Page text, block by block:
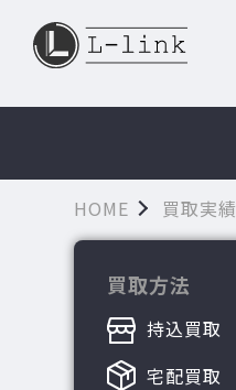
HOME 買取実績
買取方法
持込買取
宅配買取